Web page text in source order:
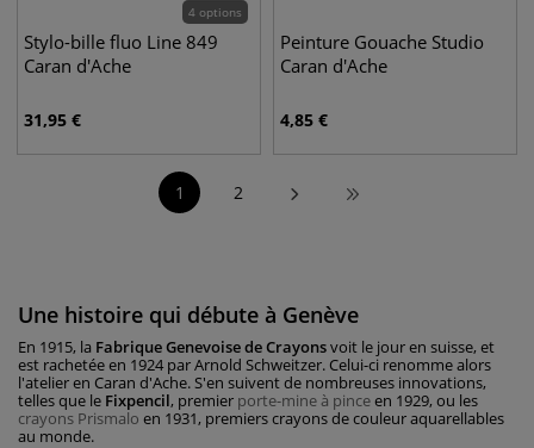
4 options
Stylo-bille fluo Line 849
Caran d'Ache
31,95 €
Peinture Gouache Studio
Caran d'Ache
4,85 €
1 2
Une histoire qui débute à Genève
En 1915, la Fabrique Genevoise de Crayonsvoit le jour en suisse, et
est rachetée en 1924 par Arnold Schweitzer. Celui-ci renomme alors
l'atelier en Caran d'Ache. S'en suivent de nombreuses innovations,
telles que le Fixpencil, premier porte-mine à pinceen 1929, ou les
crayons Prismalo en 1931, premiers crayons de couleur aquarellables
au monde.